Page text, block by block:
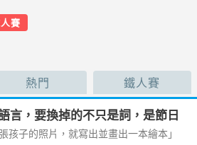
賽
熱門 鐵人賽
言，要換掉的不只是詞，是節日
孩子的照片，就寫出並畫出一本繪本」